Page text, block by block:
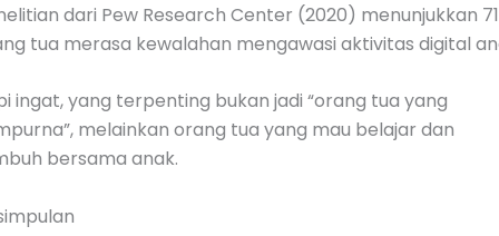
dari Pew Research Center (2020) menunjukkan
tua merasa kewalahan mengawasi aktivitas digital
ingat, yang terpenting bukan jadi “orang tua yang
melainkan orang tua yang mau belajar dan
bersama anak.